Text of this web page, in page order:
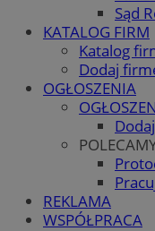
Sąd
KATALOG FIRM
Katalog
Dodaj
OGŁOSZENIA
REKLAMA
WSPÓŁPRACA